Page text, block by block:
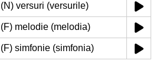
(N) versuri (versurile)
(F) melodie (melodia)
(F) simfonie (simfonia)